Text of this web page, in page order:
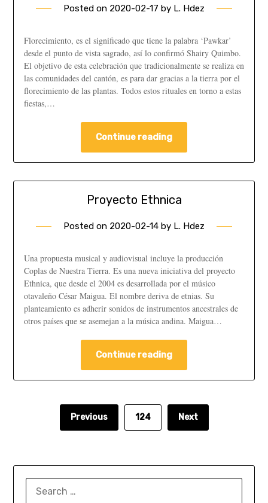
Posted on 2020-02-17 by L. Hdez
Florecimiento, es el significado que tiene la palabra ‘Pawkar’
desde el punto de vista sagrado, así lo confirmó Shairy Quimbo.
El objetivo de esta celebración que tradicionalmente se realiza en
las comunidades del cantón, es para dar gracias a la tierra por el
florecimiento de las plantas. Todos estos rituales en torno a estas
fiestas,…
Continue reading
Proyecto Ethnica
Posted on 2020-02-14 by L. Hdez
Una propuesta musical y audiovisual incluye la producción
Coplas de Nuestra Tierra. Es una nueva iniciativa del proyecto
Ethnica, que desde el 2004 es desarrollada por el músico
otavaleño César Maigua. El nombre deriva de etnias. Su
planteamiento es adherir sonidos de instrumentos ancestrales de
otros países que se asemejan a la música andina.​ Maigua…
Continue reading
Previous 124 Next